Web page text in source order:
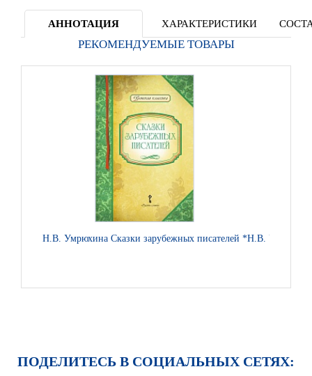
АННОТАЦИЯ ХАРАКТЕРИСТИКИ
РЕКОМЕНДУЕМЫЕ ТОВАРЫ
Н.В. Умрюхина Сказки зарубежных писателей *Н.В. Умрюхина
ПОДЕЛИТЕСЬ В СОЦИАЛЬНЫХ СЕТЯХ: